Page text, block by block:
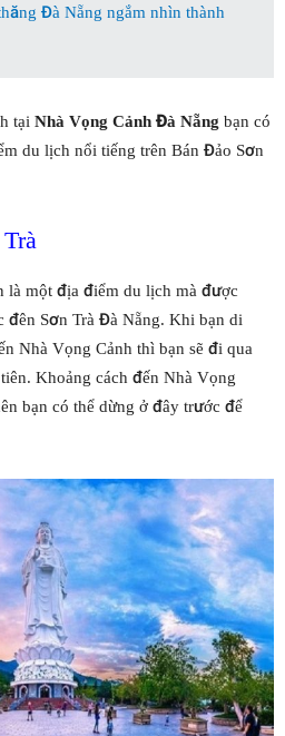
Đà Nẵng ngắm nhìn thành
tại Nhà Vọng Cảnh Đà Nẵng bạn có
du lịch nổi tiếng trên Bán Đảo Sơn
là một địa điểm du lịch mà được
Sơn Trà Đà Nẵng. Khi bạn di
Nhà Vọng Cảnh thì bạn sẽ đi qua
Khoảng cách đến Nhà Vọng
bạn có thể dừng ở đây trước để